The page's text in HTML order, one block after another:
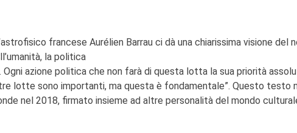
francese Aurélien Barrau ci dà una chiarissima visione del
la politica
azione politica che non farà di questa lotta la sua priorità
lotte sono importanti, ma questa è fondamentale”. Questo testo
nel 2018, firmato insieme ad altre personalità del mondo